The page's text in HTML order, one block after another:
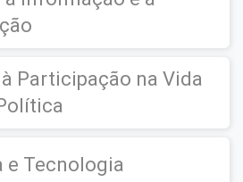
Participação na Vida
e Tecnologia